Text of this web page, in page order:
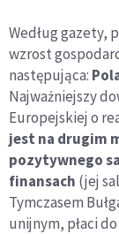
Według gazety,
wzrost
następująca:
Najważniejszy
Europejskiej o
jest na drugim
pozytywnego
finansach (jej
Tymczasem
unijnym, płaci